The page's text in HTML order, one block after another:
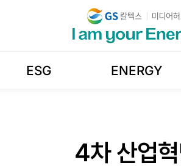
ESG ENERGY
4차 산업